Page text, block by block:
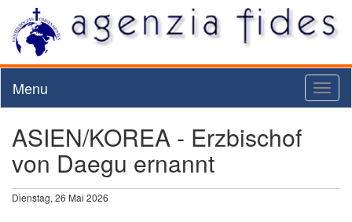
Menu
ASIEN/KOREA - Erzbischof
von Daegu ernannt
Dienstag, 26 Mai 2026